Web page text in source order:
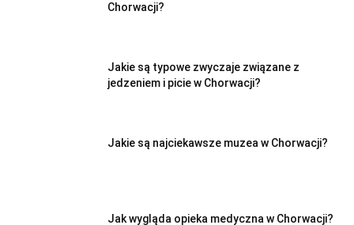
Chorwacji?
Jakie są typowe zwyczaje związane z
jedzeniem i picie w Chorwacji?
Jakie są najciekawsze muzea w Chorwacji?
Jak wygląda opieka medyczna w Chorwacji?